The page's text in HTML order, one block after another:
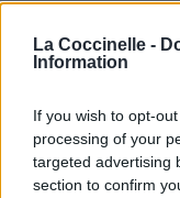
La Coccinelle -
Information
If you wish to opt-
processing of your
targeted advertising
section to confirm